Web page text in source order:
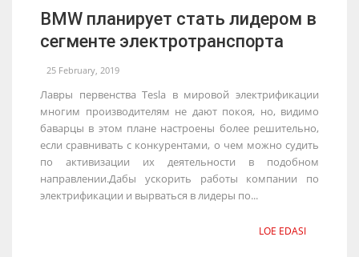
BMW планирует стать лидером в
сегменте электротранспорта
25 February, 2019
Лавры первенства Tesla в мировой электрификации
многим производителям не дают покоя, но, видимо
баварцы в этом плане настроены более решительно,
если сравнивать с конкурентами, о чем можно судить
по активизации их деятельности в подобном
направлении.Дабы ускорить работы компании по
электрификации и вырваться в лидеры по...
LOE EDASI